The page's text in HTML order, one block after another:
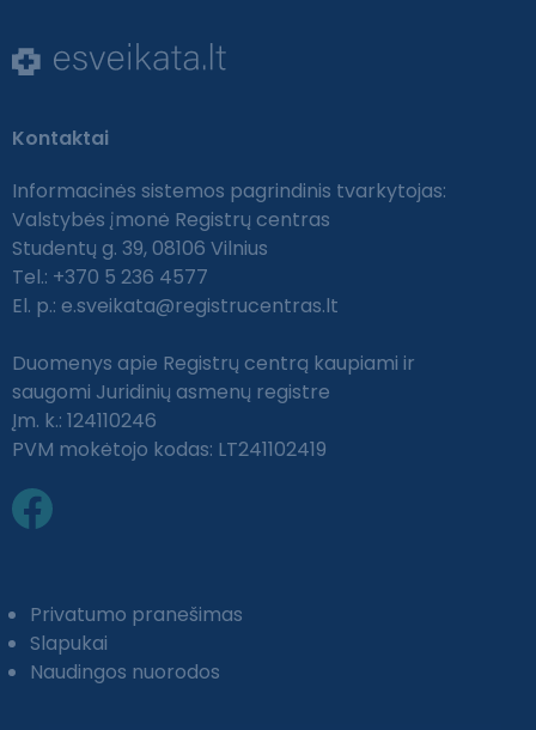
Kontaktai
Informacinės sistemos pagrindinis tvarkytojas:
Valstybės įmonė Registrų centras
Studentų g. 39, 08106 Vilnius
Tel.: +370 5 236 4577
El. p.: e.sveikata@registrucentras.lt
Duomenys apie Registrų centrą kaupiami ir
saugomi Juridinių asmenų registre
Įm. k.: 124110246
PVM mokėtojo kodas: LT241102419
Privatumo pranešimas
Slapukai
Naudingos nuorodos